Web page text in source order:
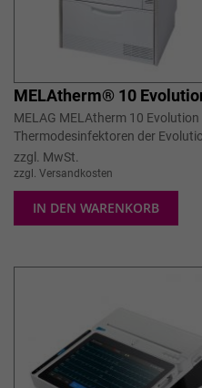
MELAtherm® 10
MELAG MELAtherm 10 Evolution
Thermodesinfektoren der
zzgl. MwSt.
zzgl. Versandkosten
IN DEN WARENKORB